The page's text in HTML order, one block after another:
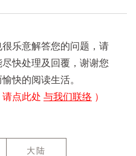
乐意解答您的问题，请
快处理及回覆，谢谢您
快的阅读生活。
请点此处 与我们联络 ）
大陆